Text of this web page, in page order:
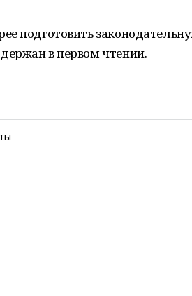
подготовить
в первом чтении.